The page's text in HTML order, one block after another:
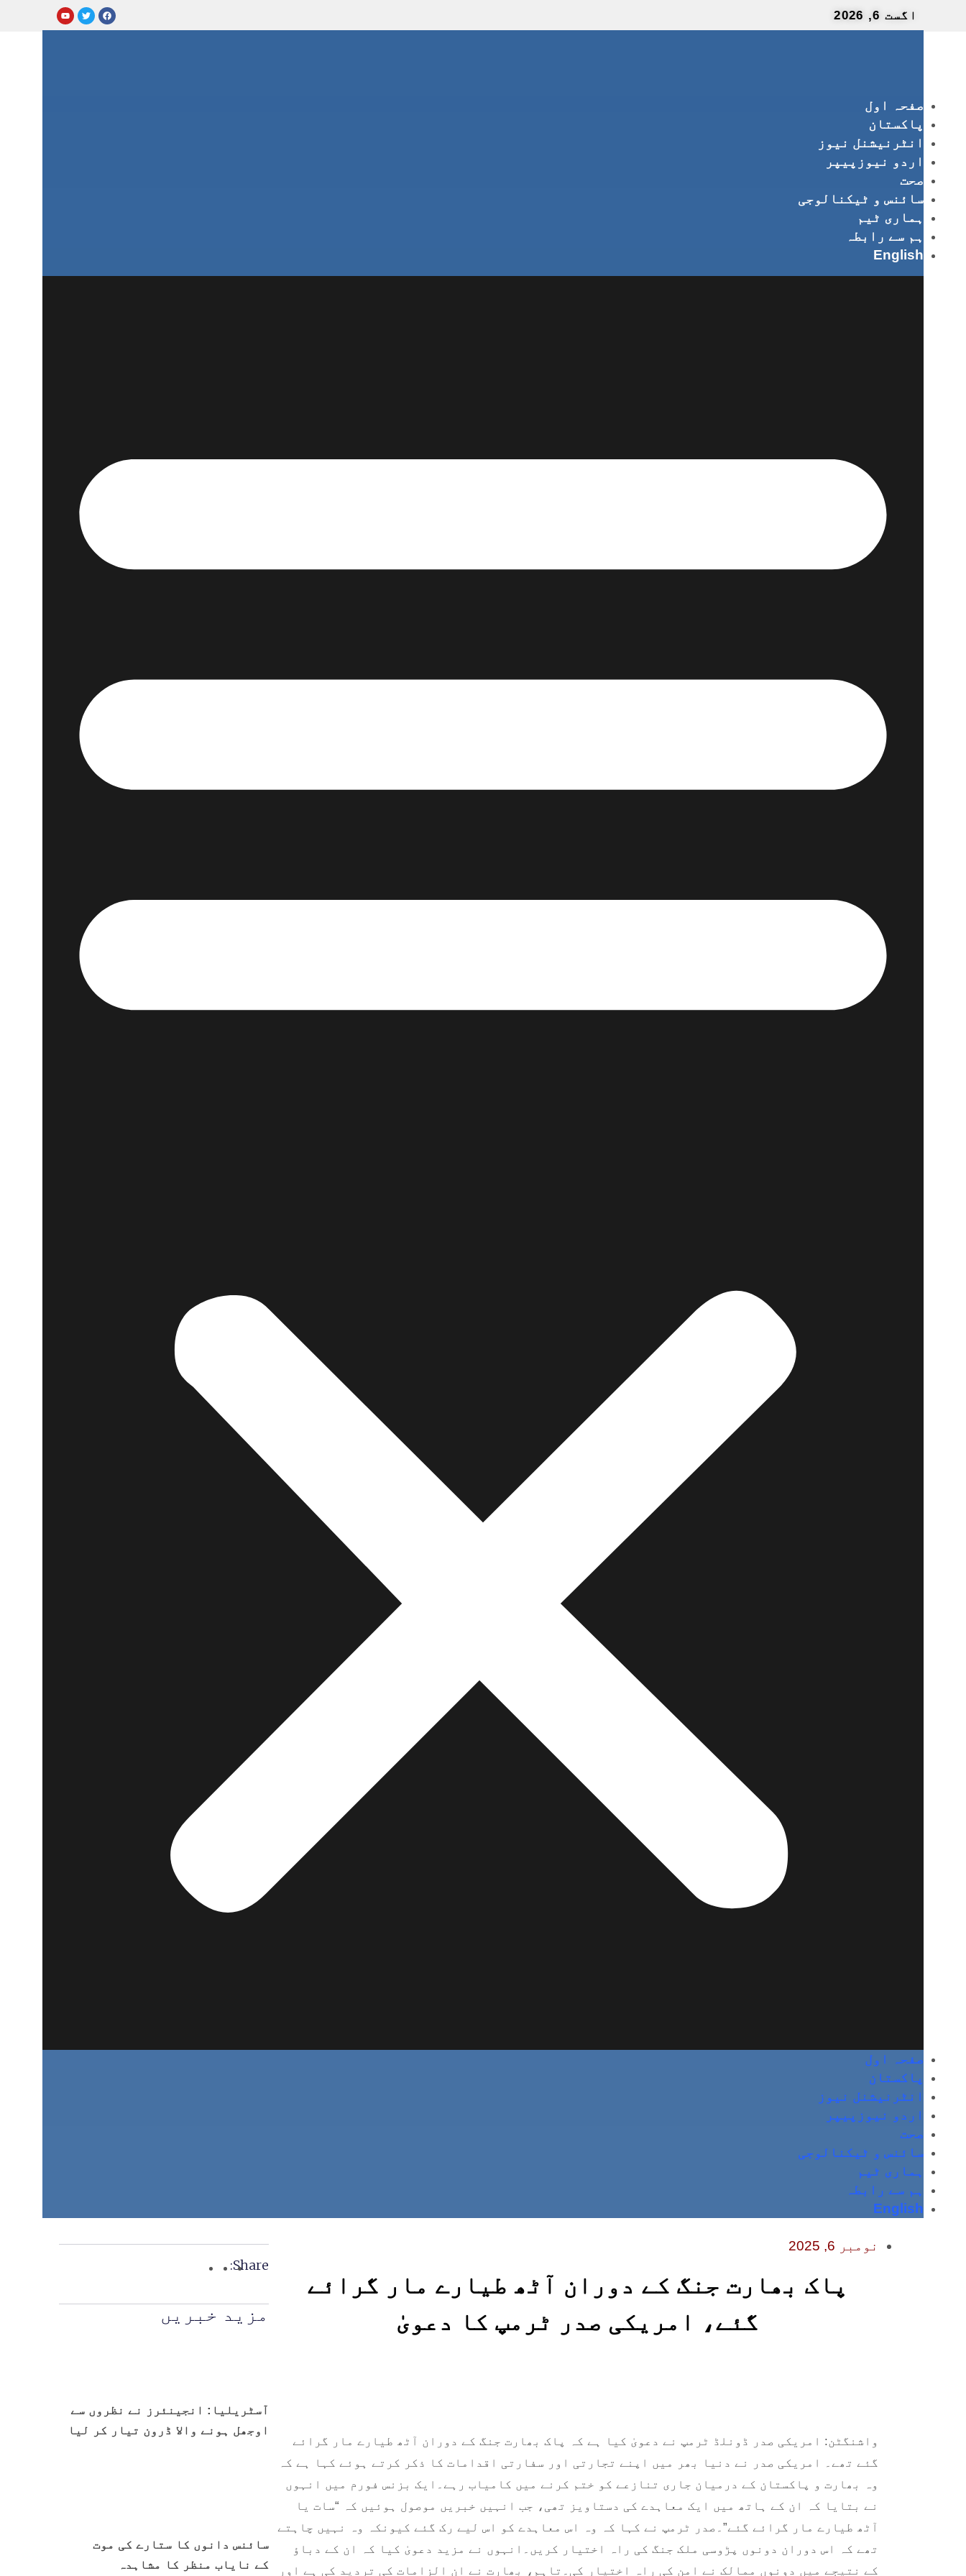
اگست 6, 2026
صفحہ اول
پاکستان
انٹرنیشنل نیوز
اردو نیوزپیپر
صحت
سائنس و ٹیکنالوجی
ہماری ٹیم
ہم سے رابطہ
English
صفحہ اول
پاکستان
انٹرنیشنل نیوز
اردو نیوزپیپر
صحت
سائنس و ٹیکنالوجی
ہماری ٹیم
ہم سے رابطہ
English
نومبر 6, 2025
پاک بھارت جنگ کے دوران آٹھ طیارے مار گرائے
گئے، امریکی صدر ٹرمپ کا دعویٰ
واشنگٹن: امریکی صدر ڈونلڈ ٹرمپ نے دعویٰ کیا ہے کہ پاک بھارت جنگ کے دوران آٹھ طیارے مار گرائے
گئے تھے۔ امریکی صدر نے دنیا بھر میں اپنے تجارتی اور سفارتی اقدامات کا ذکر کرتے ہوئے کہا ہے کہ
وہ بھارت و پاکستان کے درمیان جاری تنازعے کو ختم کرنے میں کامیاب رہے۔ایک بزنس فورم میں انہوں
نے بتایا کہ ان کے ہاتھ میں ایک معاہدے کی دستاویز تھی، جب انہیں خبریں موصول ہوئیں کہ “سات یا
آٹھ طیارے مار گرائے گئے”۔صدر ٹرمپ نے کہا کہ وہ اس معاہدے کو اس لیے رک گئے کیونکہ وہ نہیں چاہتے
تھے کہ اس دوران دونوں پڑوسی ملک جنگ کی راہ اختیار کریں۔انہوں نے مزید دعویٰ کیا کہ ان کے دباؤ
کے نتیجے میں دونوں ممالک نے امن کی راہ اختیار کی۔تاہم، بھارت نے ان الزامات کی تردید کی ہے اور
Share:
مزید خبریں
آسٹریلیا: انجینئرز نے نظروں سے
اوجھل ہونے والا ڈرون تیار کر لیا
سائنس دانوں کا ستارے کی موت
کے نایاب منظر کا مشاہدہ